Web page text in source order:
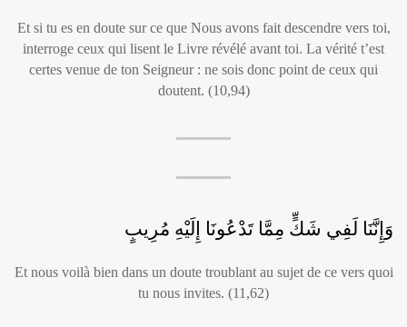
Et si tu es en doute sur ce que Nous avons fait descendre vers toi,
interroge ceux qui lisent le Livre révélé avant toi. La vérité t’est
certes venue de ton Seigneur : ne sois donc point de ceux qui
doutent. (10,94)
وَإِنَّنَا لَفِي شَكٍّ مِمَّا تَدْعُونَا إِلَيْهِ مُرِيبٍ
Et nous voilà bien dans un doute troublant au sujet de ce vers quoi
tu nous invites. (11,62)